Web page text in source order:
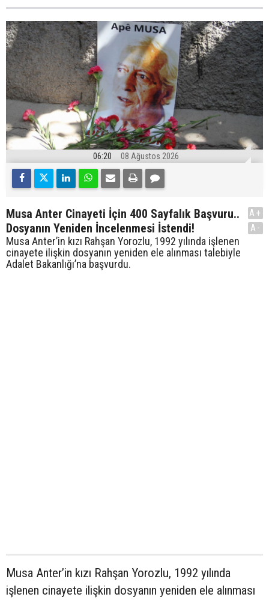
06:20 08 Ağustos 2026
Musa Anter Cinayeti İçin 400 Sayfalık Başvuru..
Dosyanın Yeniden İncelenmesi İstendi!
Musa Anter’in kızı Rahşan Yorozlu, 1992 yılında işlenen
cinayete ilişkin dosyanın yeniden ele alınması talebiyle
Adalet Bakanlığı’na başvurdu.
A+
A-
Musa Anter’in kızı Rahşan Yorozlu, 1992 yılında
işlenen cinayete ilişkin dosyanın yeniden ele alınması